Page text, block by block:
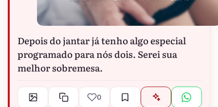
Depois do jantar já tenho algo especial
programado para nós dois. Serei sua
melhor sobremesa.
0